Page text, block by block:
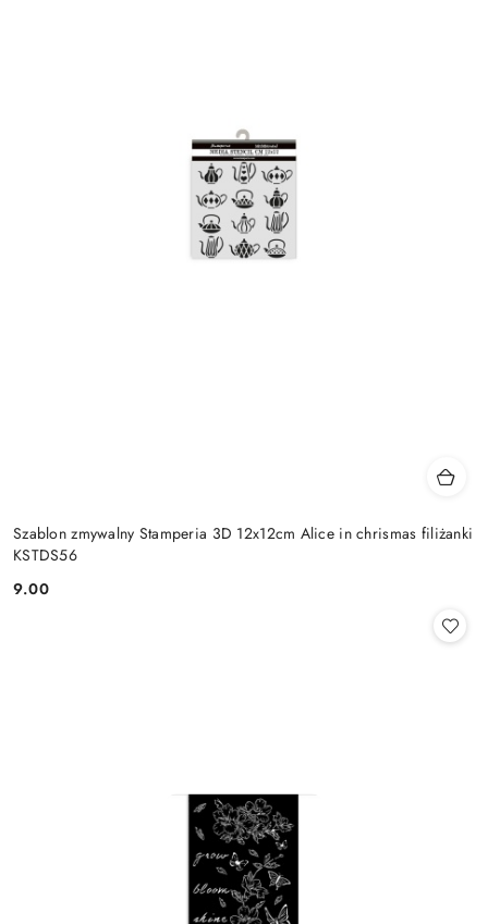
Szablon zmywalny Stamperia 3D 12x12cm Alice in chrismas filiżanki
KSTDS56
Cena:
9.00